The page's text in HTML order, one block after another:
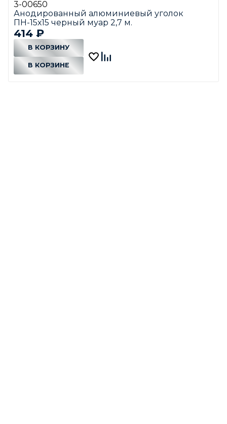
3-00650
Анодированный алюминиевый уголок
ПН-15х15 черный муар 2,7 м.
414 ₽
В КОРЗИНУ
В КОРЗИНЕ